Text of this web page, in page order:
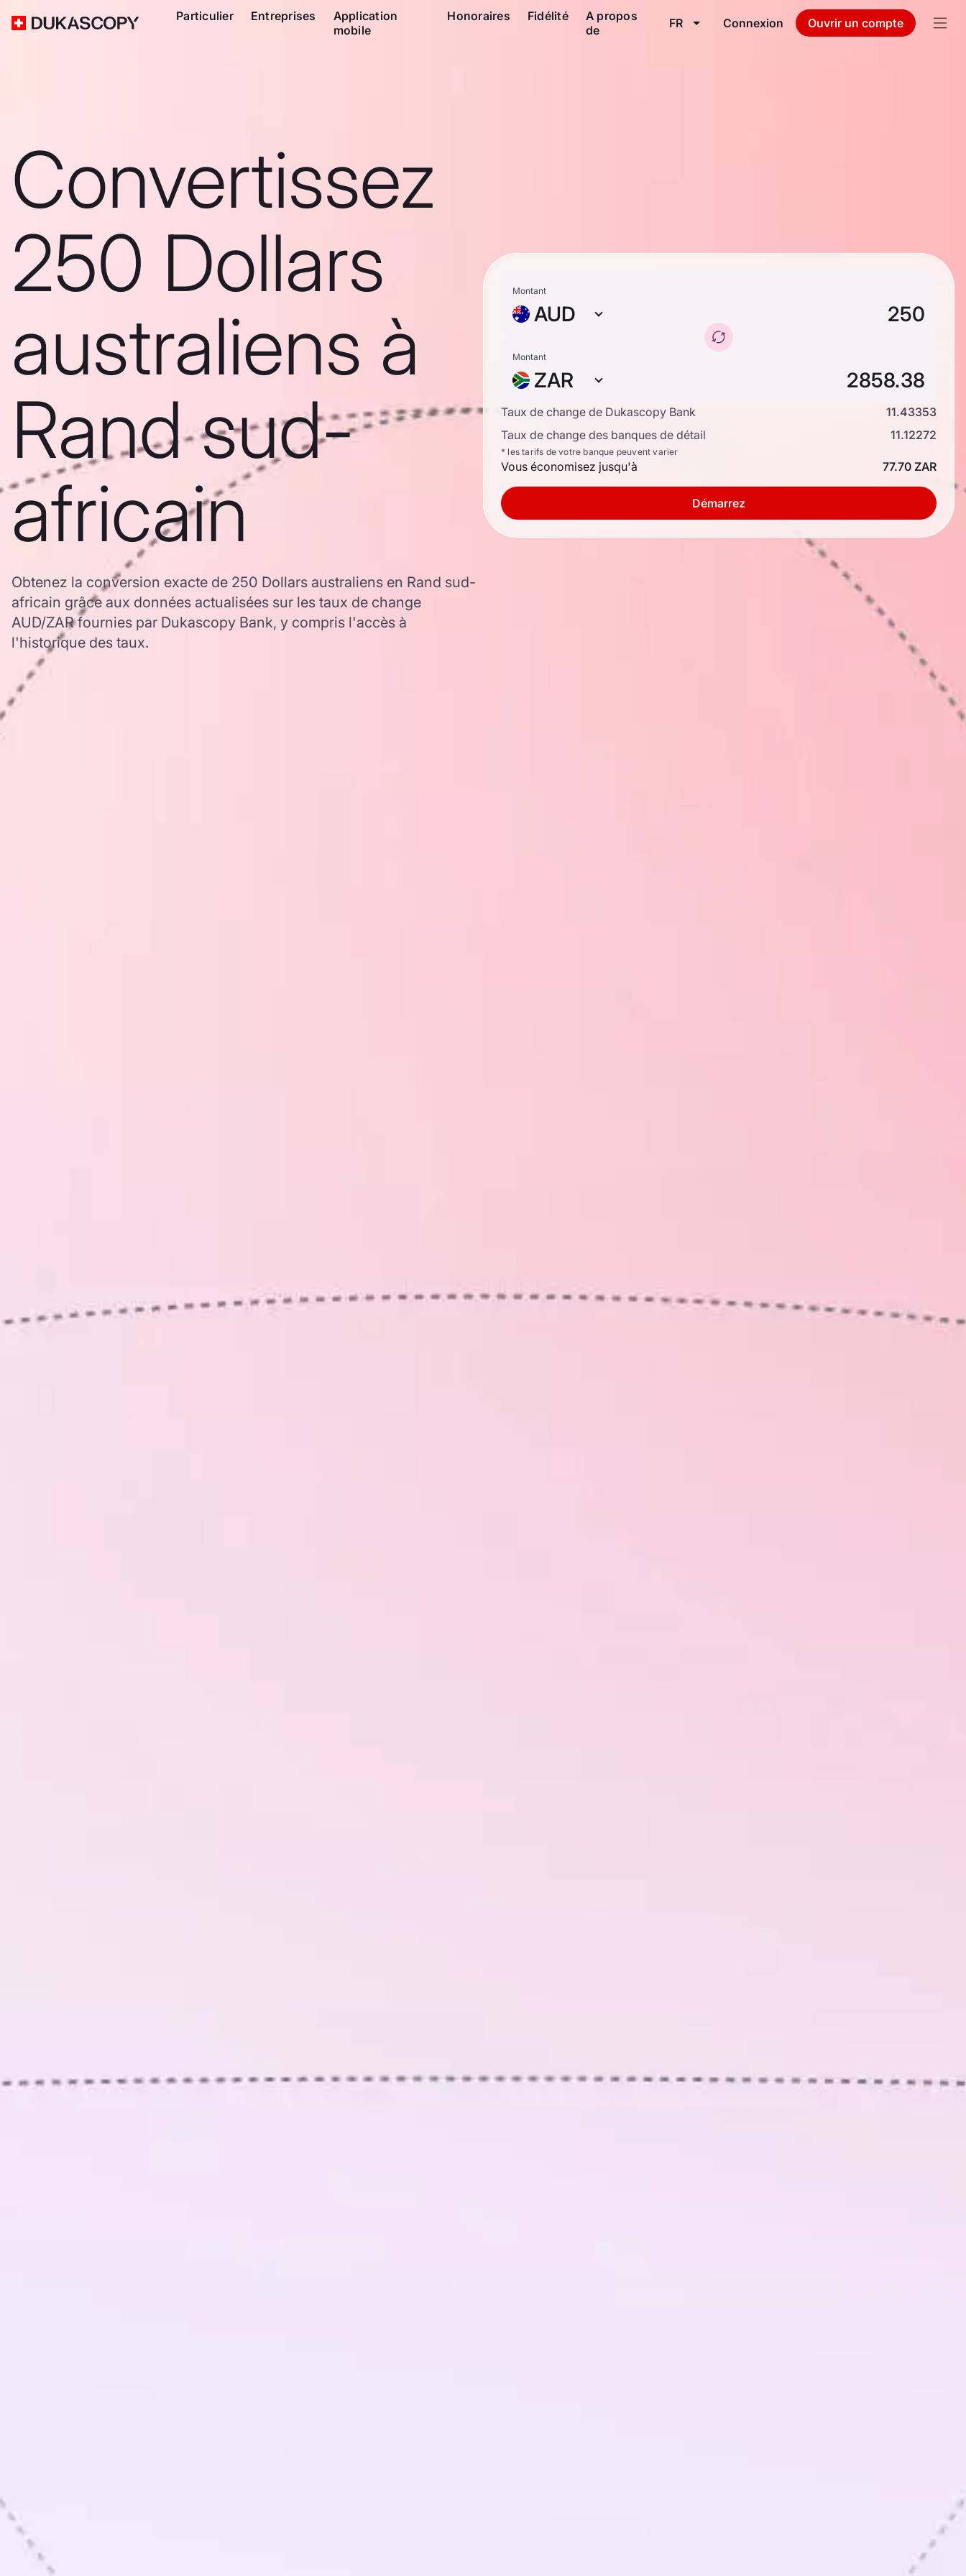
Particulier Entreprises
Application
mobile
Honoraires Fidélité
A propos
de
FR Connexion Ouvrir un compte
Convertissez
250 Dollars
australiens à
Rand sud-
africain
Obtenez la conversion exacte de 250 Dollars australiens en Rand sud-
africain grâce aux données actualisées sur les taux de change
AUD/ZAR fournies par Dukascopy Bank, y compris l'accès à
l'historique des taux.
Montant
AUD
Montant
ZAR
Taux de change de Dukascopy Bank
11.43353
Taux de change des banques de détail
11.12272
* les tarifs de votre banque peuvent varier
Vous économisez jusqu'à 77.70 ZAR
Démarrez